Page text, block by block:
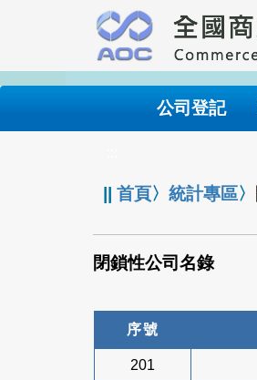
要
內
公司登記
||首頁〉統計專區〉
閉鎖性公司名錄
序號
201